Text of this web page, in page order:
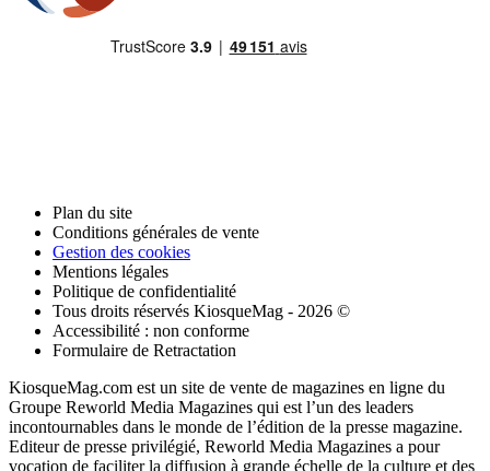
Plan du site
Conditions générales de vente
Gestion des cookies
Mentions légales
Politique de confidentialité
Tous droits réservés KiosqueMag - 2026 ©
Accessibilité : non conforme
Formulaire de Retractation
KiosqueMag.com est un site de vente de magazines en ligne du
Groupe Reworld Media Magazines qui est l’un des leaders
incontournables dans le monde de l’édition de la presse magazine.
Editeur de presse privilégié, Reworld Media Magazines a pour
vocation de faciliter la diffusion à grande échelle de la culture et des